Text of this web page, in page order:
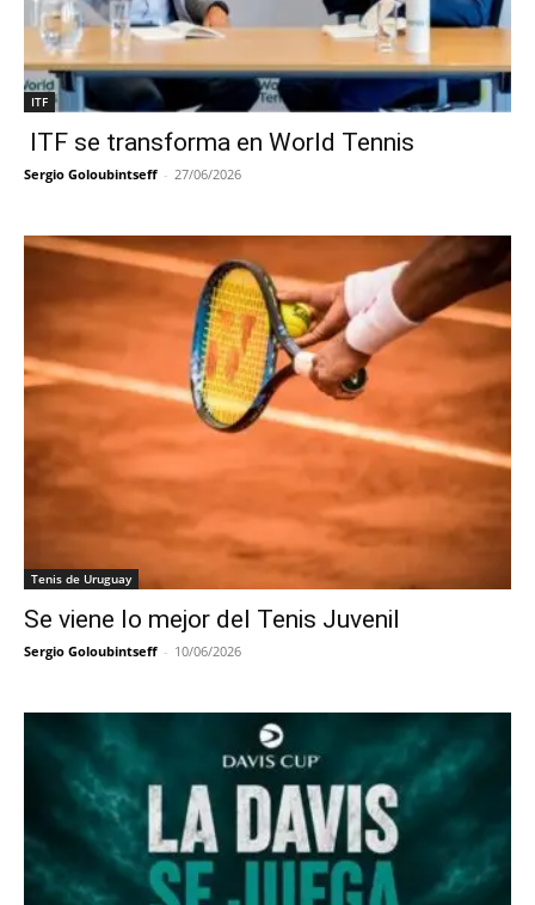
ITF
ITF se transforma en World Tennis
Sergio Goloubintseff - 27/06/2026
Tenis de Uruguay
Se viene lo mejor del Tenis Juvenil
Sergio Goloubintseff - 10/06/2026